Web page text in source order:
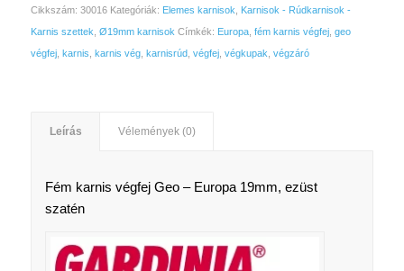
Cikkszám: 30016 Kategóriák: Elemes karnisok
Karnisok - Rúdkarnisok -
Karnis szettek Ø19mm karnisok Címkék: Europa, fém karnis végfej, geo
végfej, karnis karnis vég, karnisrúd végfej, végkupak végzáró
Leírás Vélemények (0)
Fém karnis végfej Geo – Europa 19mm, ezüst
szatén